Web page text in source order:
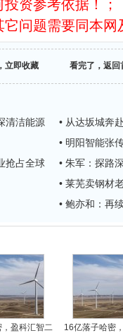
资参考依据！；
问题需要同本网
立即收藏 看完了，返回
清洁能源
• 从达坂城奔
• 明阳智能张
抢占全球
• 朱军：探路
• 莱芜卖钢材
• 鲍亦和：再
盈科汇智二
16亿落子哈密